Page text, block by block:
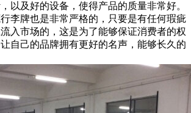
以及好的设备，使得产品的质量非常好。
李牌也是非常严格的，只要是有任何瑕疵
入市场的，这是为了能够保证消费者的权
自己的品牌拥有更好的名声，能够长久的